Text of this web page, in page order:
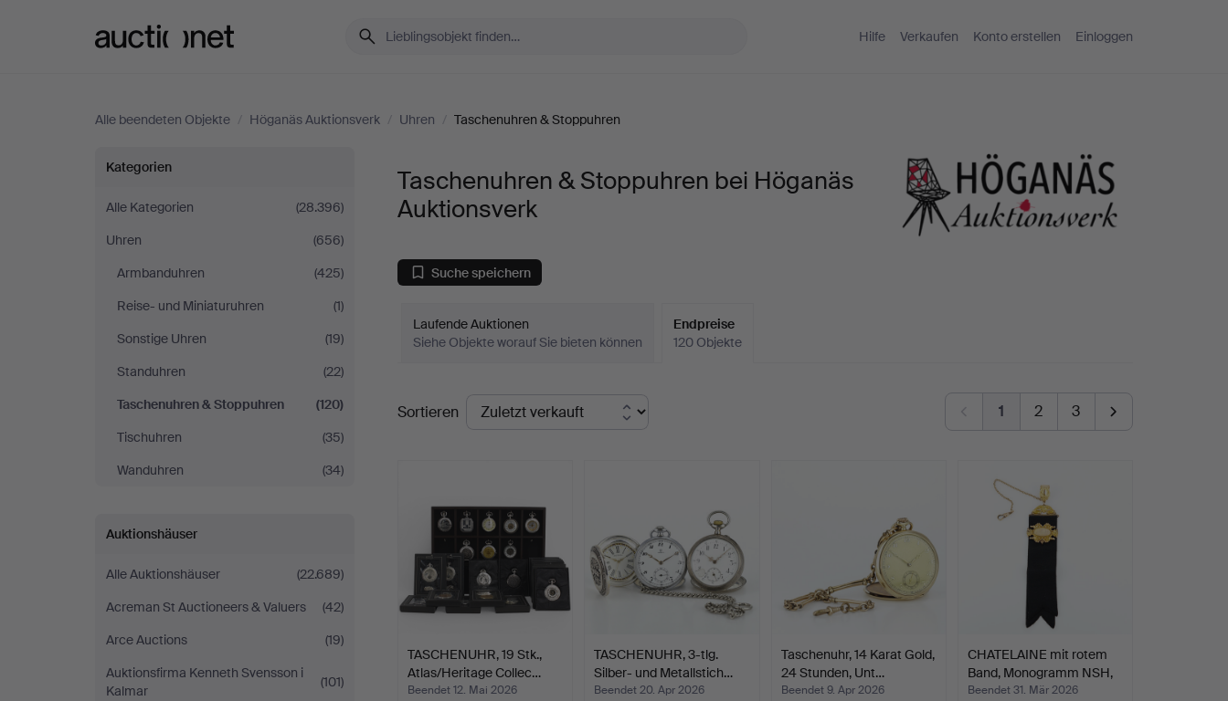
Hilfe Verkaufen Konto erstellen Einloggen
Alle beendeten Objekte / Höganäs Auktionsverk / Uhren / Taschenuhren & Stoppuhren
Taschenuhren
&
Stoppuhren
bei
Höganäs
Auktionsverk
Kategorien
Alle Kategorien
(28.396)
Uhren
(656)
Armbanduhren
(425)
Reise- und Miniaturuhren
(1)
Sonstige Uhren
(19)
Standuhren
(22)
Taschenuhren & Stoppuhren
(120)
Tischuhren
(35)
Wanduhren
(34)
Auktionshäuser
Alle Auktionshäuser
(22.689)
Acreman St Auctioneers & Valuers
(42)
Arce Auctions
(19)
Auktionsfirma Kenneth Svensson i
Kalmar
(101)
Taschenuhren & Stoppuhren bei Höganäs
Auktionsverk
Suche speichern
Laufende Auktionen
Siehe Objekte worauf Sie bieten können
Endpreise
120 Objekte
Endpreise
Sortieren 1 2 3
TASCHENUHR, 19 Stk.,
Atlas/Heritage Collec…
Beendet 12. Mai 2026
TASCHENUHR, 3-tlg.
Silber- und Metallstich…
Beendet 20. Apr 2026
Taschenuhr, 14 Karat Gold,
24 Stunden, Unt…
Beendet 9. Apr 2026
CHATELAINE mit rotem
Band, Monogramm NSH,
…
Beendet 31. Mär 2026